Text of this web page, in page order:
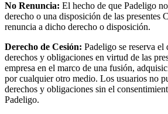
No Renuncia: El hecho de que Padeligo
derecho o una disposición de las presentes
renuncia a dicho derecho o disposición.
Derecho de Cesión: Padeligo se reserva el
derechos y obligaciones en virtud de las
empresa en el marco de una fusión,
por cualquier otro medio. Los usuarios no
derechos y obligaciones sin el
Padeligo.